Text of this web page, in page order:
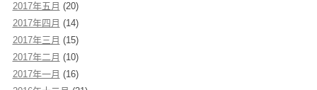
2017年五月 (20)
2017年四月 (14)
2017年三月 (15)
2017年二月 (10)
2017年一月 (16)